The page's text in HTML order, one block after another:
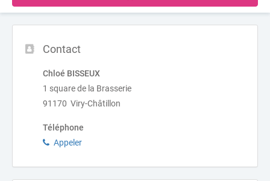
Contact
Chloé BISSEUX
1 square de la Brasserie
91170 Viry-Châtillon
Téléphone
Appeler